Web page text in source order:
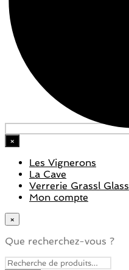
×
Les Vignerons
La Cave
Verrerie Grassl Glass
Mon compte
×
Que recherchez-vous ?